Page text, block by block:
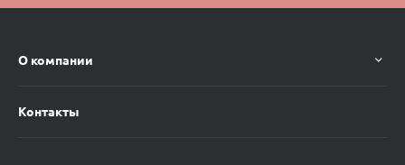
О компании
Контакты